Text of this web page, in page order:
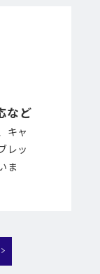
など
キャ
レッ
ま